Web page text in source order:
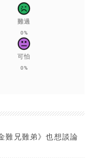
難過
0%
可怕
0%
難兄難弟》也想談論